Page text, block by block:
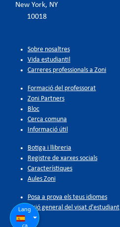
Lang
ca
New York, NY
10018
Sobre nosaltres
Vida estudiantil
Carreres professionals a Zoni
Formació del professorat
Zoni Partners
Bloc
Cerca comuna
Informació útil
Botiga i llibreria
Registre de xarxes socials
Característiques
Aules Zoni
Posa a prova els teus idiomes
Visió general del visat d'estudiant